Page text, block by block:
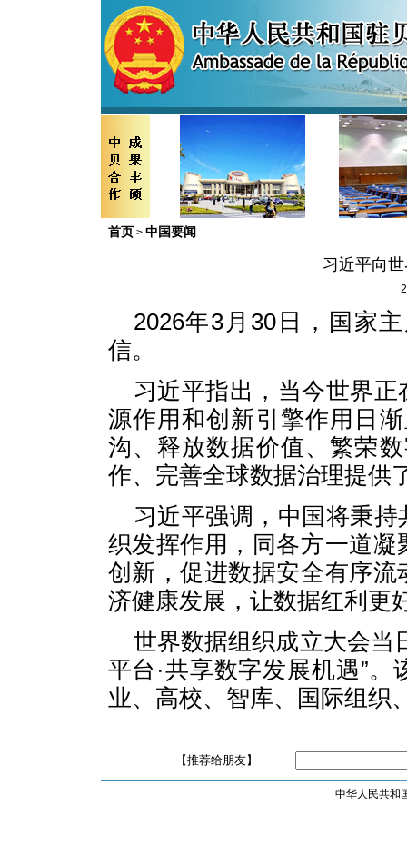
首页 > 中国要闻
习近平向
2026年3月30日，国家
信。
习近平指出，当今世界
源作用和创新引擎作用日
沟、释放数据价值、繁荣
作、完善全球数据治理提供
习近平强调，中国将秉
织发挥作用，同各方一道
创新，促进数据安全有序
济健康发展，让数据红利更
世界数据组织成立大会当
平台·共享数字发展机遇”
业、高校、智库、国际组织
【推荐给朋友】
中华人民共和